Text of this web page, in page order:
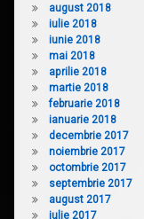
august 2018
iulie 2018
iunie 2018
mai 2018
aprilie 2018
martie 2018
februarie 2018
ianuarie 2018
decembrie 2017
noiembrie 2017
octombrie 2017
septembrie 2017
august 2017
iulie 2017